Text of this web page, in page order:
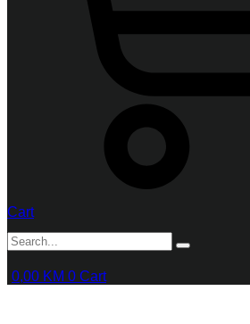
Cart
0,00 KM 0 Cart